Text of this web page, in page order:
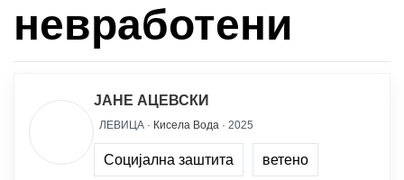
невработени
ЈАНЕ АЦЕВСКИ
ЛЕВИЦА · Кисела Вода · 2025
Социјална заштита ветено